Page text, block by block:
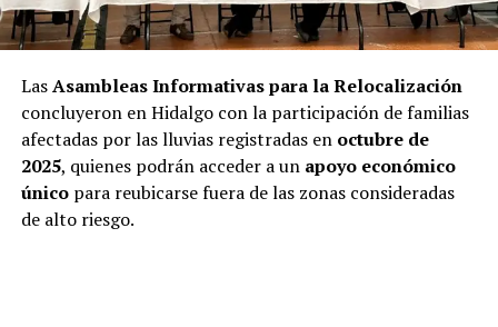
LasAsambleas Informativas para la Relocalización
concluyeron en Hidalgo con la participación de familias
afectadas por las lluvias registradas en octubre de
2025, quienes podrán acceder a un apoyo económico
únicopara reubicarse fuera de las zonas consideradas
de alto riesgo.